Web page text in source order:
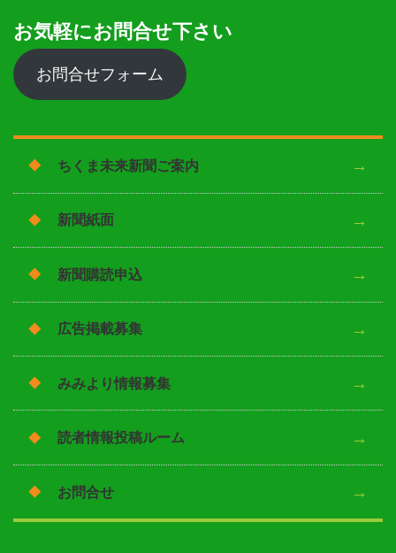
お気軽にお問合せ下さい
お問合せフォーム
ちくま未来新聞ご案内
新聞紙面
新聞購読申込
広告掲載募集
みみより情報募集
読者情報投稿ルーム
お問合せ